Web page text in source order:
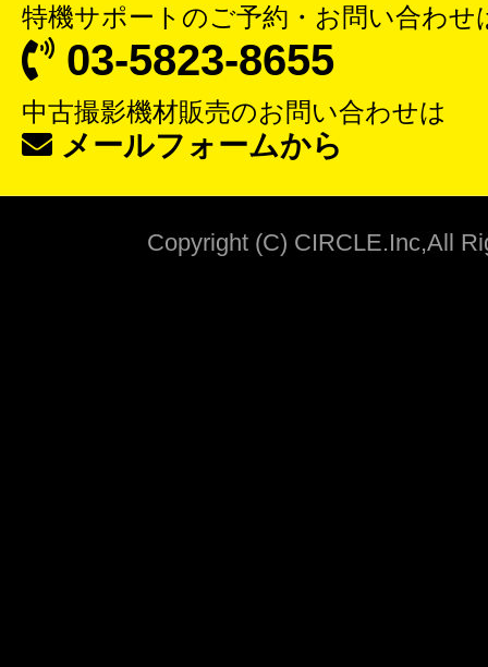
特機サポート のご予約・お問い合わせ
03-5823-8655
中古撮影機材販売のお問い合わせは
メールフォームから
Copyright (C) CIRCLE.Inc,All